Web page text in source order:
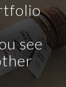
see